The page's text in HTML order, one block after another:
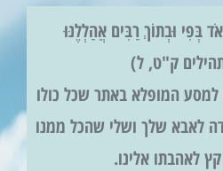
בְּפִי וּבְתוֹךְ רַבִּים אֲהַלְלֶנּוּ
ק"ט, ל)
למסע המופלא באתר שכל כולו
לאבא שלך ושלי שהכל ממנו
קץ לאהבתו אלינו.